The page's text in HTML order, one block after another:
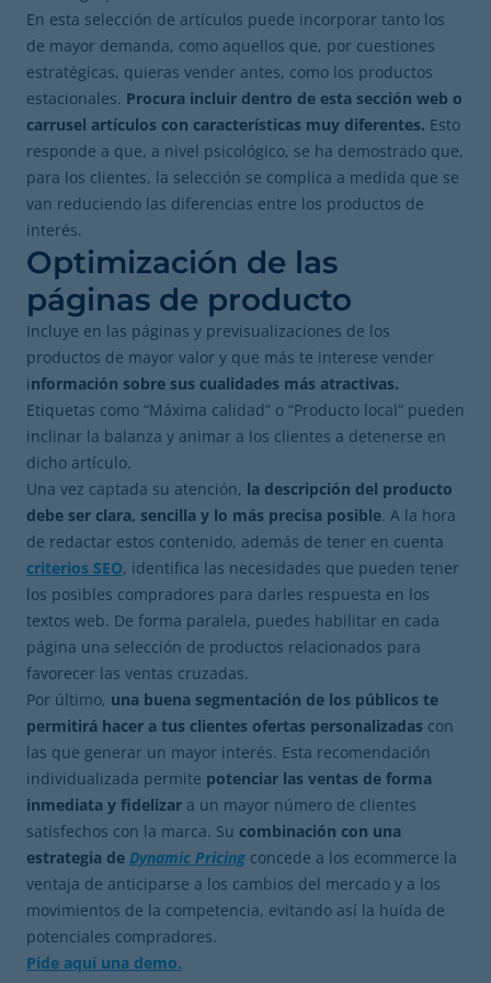
En esta selección de artículos puede incorporar tanto los
de mayor demanda, como aquellos que, por cuestiones
estratégicas, quieras vender antes, como los productos
estacionales. Procura incluir dentro de esta sección web o
carrusel artículos con características muy diferentes. Esto
responde a que, a nivel psicológico, se ha demostrado que,
para los clientes, la selección se complica a medida que se
van reduciendo las diferencias entre los productos de
interés.
Optimización de las
páginas de producto
Incluye en las páginas y previsualizaciones de los
productos de mayor valor y que más te interese vender
información sobre sus cualidades más atractivas.
Etiquetas como “Máxima calidad” o “Producto local” pueden
inclinar la balanza y animar a los clientes a detenerse en
dicho artículo.
Una vez captada su atención, la descripción del producto
debe ser clara, sencilla y lo más precisa posible. A la hora
de redactar estos contenido, además de tener en cuenta
criterios SEO, identifica las necesidades que pueden tener
los posibles compradores para darles respuesta en los
textos web. De forma paralela, puedes habilitar en cada
página una selección de productos relacionados para
favorecer las ventas cruzadas.
Por último, una buena segmentación de los públicos te
permitirá hacer a tus clientes ofertas personalizadas con
las que generar un mayor interés. Esta recomendación
individualizada permite potenciar las ventas de forma
inmediata y fidelizar a un mayor número de clientes
satisfechos con la marca. Su combinación con una
estrategia de Dynamic Pricing concede a los ecommerce la
ventaja de anticiparse a los cambios del mercado y a los
movimientos de la competencia, evitando así la huída de
potenciales compradores.
Pide aquí una demo.